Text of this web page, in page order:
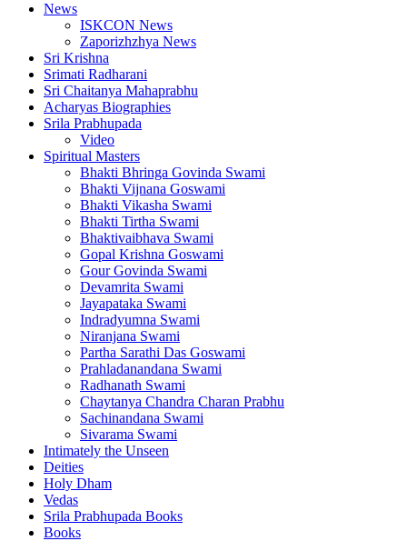
News
ISKCON News
Zaporizhzhya News
Sri Krishna
Srimati Radharani
Sri Chaitanya Mahaprabhu
Acharyas Biographies
Srila Prabhupada
Video
Spiritual Masters
Bhakti Bhringa Govinda Swami
Bhakti Vijnana Goswami
Bhakti Vikasha Swami
Bhakti Tirtha Swami
Bhaktivaibhava Swami
Gopal Krishna Goswami
Gour Govinda Swami
Devamrita Swami
Jayapataka Swami
Indradyumna Swami
Niranjana Swami
Partha Sarathi Das Goswami
Prahladanandana Swami
Radhanath Swami
Chaytanya Chandra Charan Prabhu
Sachinandana Swami
Sivarama Swami
Intimately the Unseen
Deities
Holy Dham
Vedas
Srila Prabhupada Books
Books